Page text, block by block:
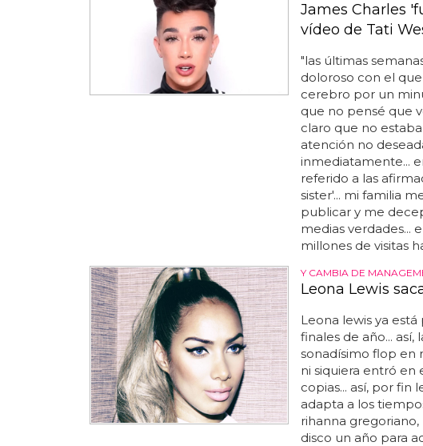
James Charles
vídeo de Tati
"las últimas
doloroso con el
cerebro por un
que no pensé que
claro que no
atención no
inmediatamente...
referido a las
sister'... mi familia
publicar y me
medias verdades...
millones de visitas
Y CAMBIA DE
Leona Lewis
Leona lewis ya
finales de año...
sonadísimo flop en
ni siquiera entró en
copias... así, por fin
adapta a los
rihanna
disco un año para